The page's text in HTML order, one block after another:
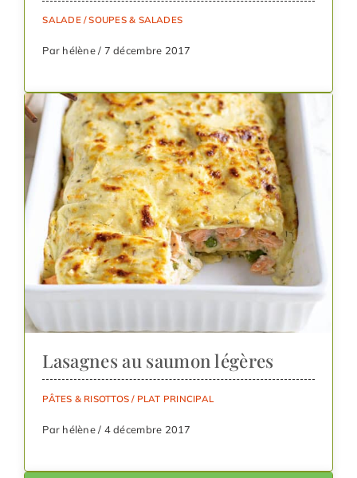
SALADE/SOUPES & SALADES
Par hélène / 7 décembre 2017
Lasagnes au saumon légères
PÂTES & RISOTTOS / PLAT PRINCIPAL
Par hélène / 4 décembre 2017